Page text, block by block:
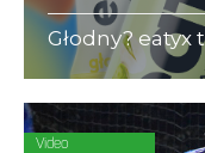
Głodny?
Hyperfood®,
posiłków w
mogących
ciągu dnia
Video